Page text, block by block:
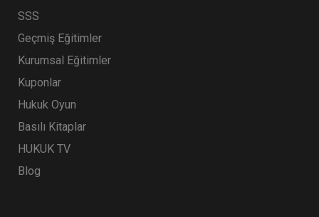
SSS
Geçmiş Eğitimler
Kurumsal Eğitimler
Kuponlar
Hukuk Oyun
Basılı Kitaplar
HUKUK TV
Blog